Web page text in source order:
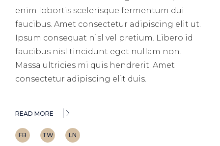
enim lobortis scelerisque fermentum dui
faucibus. Amet consectetur adipiscing elit ut.
Ipsum consequat nisl vel pretium. Libero id
faucibus nisl tincidunt eget nullam non.
Massa ultricies mi quis hendrerit. Amet
consectetur adipiscing elit duis.
READ MORE
FB TW LN